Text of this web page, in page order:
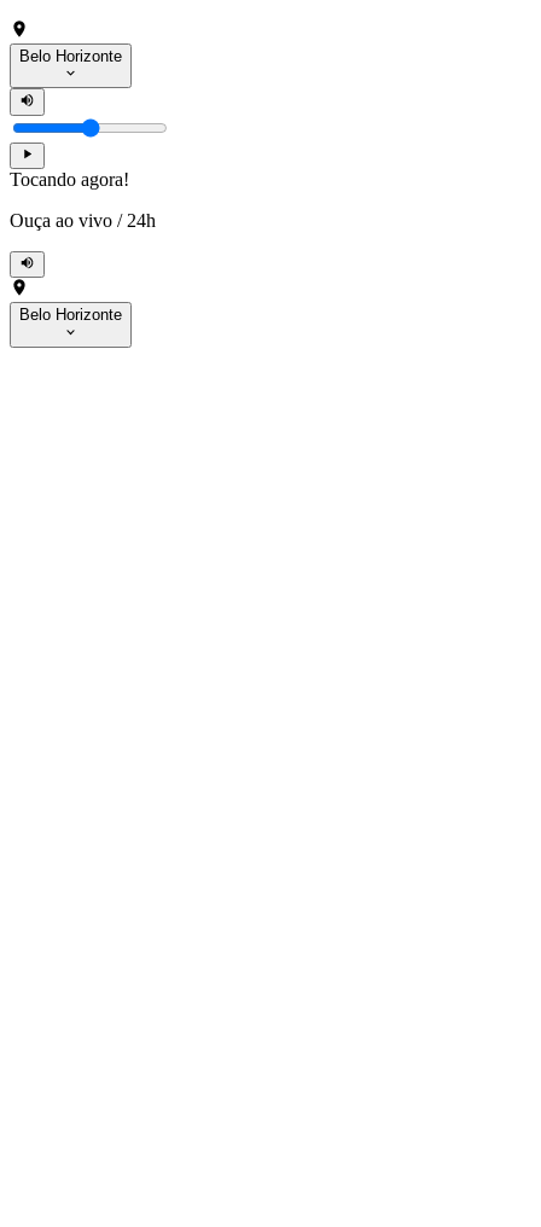
Belo Horizonte
Tocando agora!
Ouça ao vivo / 24h
Belo Horizonte